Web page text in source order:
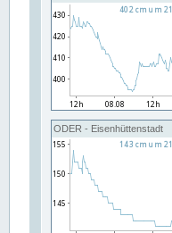
ODER - Eisenhüttenstadt